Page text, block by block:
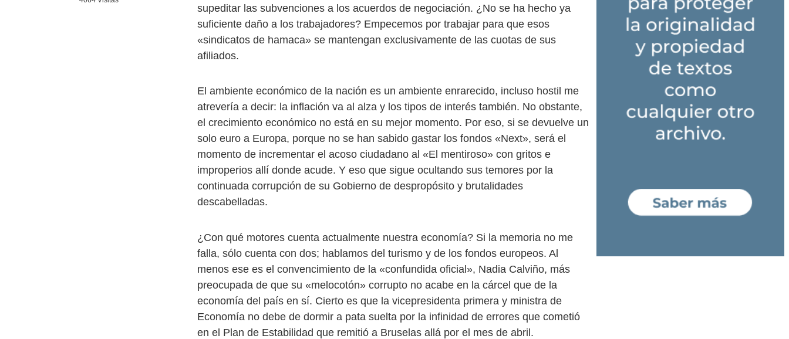
supeditar las subvenciones a los acuerdos de negociación. ¿No se ha hecho ya
suficiente daño a los trabajadores? Empecemos por trabajar para que esos
«sindicatos de hamaca» se mantengan exclusivamente de las cuotas de sus
afiliados.
El ambiente económico de la nación es un ambiente enrarecido, incluso hostil me
atrevería a decir: la inflación va al alza y los tipos de interés también. No obstante,
el crecimiento económico no está en su mejor momento. Por eso, si se devuelve un
solo euro a Europa, porque no se han sabido gastar los fondos «Next», será el
momento de incrementar el acoso ciudadano al «El mentiroso» con gritos e
improperios allí donde acude. Y eso que sigue ocultando sus temores por la
continuada corrupción de su Gobierno de despropósito y brutalidades
descabelladas.
¿Con qué motores cuenta actualmente nuestra economía? Si la memoria no me
falla, sólo cuenta con dos; hablamos del turismo y de los fondos europeos. Al
menos ese es el convencimiento de la «confundida oficial», Nadia Calviño, más
preocupada de que su «melocotón» corrupto no acabe en la cárcel que de la
economía del país en sí. Cierto es que la vicepresidenta primera y ministra de
Economía no debe de dormir a pata suelta por la infinidad de errores que cometió
en el Plan de Estabilidad que remitió a Bruselas allá por el mes de abril.